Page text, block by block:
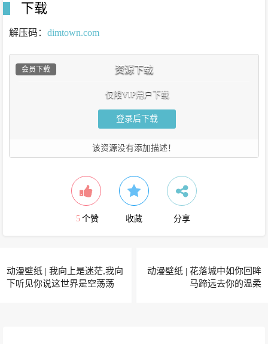
下载
解压码： dimtown.com
资源下载
会员下载
仅限VIP用户下载
登录后下载
该资源没有添加描述！
5 个赞 收藏 分享
动漫壁纸 | 我向上是迷茫,我向
下听见你说这世界是空荡荡
动漫壁纸 | 花落城中如你回眸
马蹄远去你的温柔